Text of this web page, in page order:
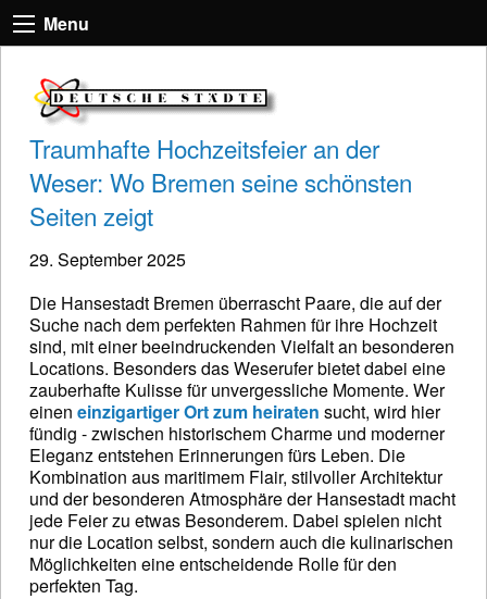
Menu
Traumhafte Hochzeitsfeier an der
Weser: Wo Bremen seine schönsten
Seiten zeigt
29. September 2025
Die Hansestadt Bremen überrascht Paare, die auf der
Suche nach dem perfekten Rahmen für ihre Hochzeit
sind, mit einer beeindruckenden Vielfalt an besonderen
Locations. Besonders das Weserufer bietet dabei eine
zauberhafte Kulisse für unvergessliche Momente. Wer
einen einzigartiger Ort zum heiraten sucht, wird hier
fündig - zwischen historischem Charme und moderner
Eleganz entstehen Erinnerungen fürs Leben. Die
Kombination aus maritimem Flair, stilvoller Architektur
und der besonderen Atmosphäre der Hansestadt macht
jede Feier zu etwas Besonderem. Dabei spielen nicht
nur die Location selbst, sondern auch die kulinarischen
Möglichkeiten eine entscheidende Rolle für den
perfekten Tag.